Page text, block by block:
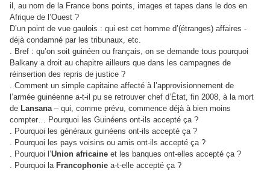
il, au nom de la France bons points, images et tapes dans le dos en
Afrique de l’Ouest ?
D’un point de vue gaulois : qui est cet homme d’(étranges) affaires -
déjà condamné par les tribunaux, etc.
. Bref : qu’on soit guinéen ou français, on se demande tous pourquoi
Balkany a droit au chapitre ailleurs que dans les campagnes de
réinsertion des repris de justice ?
. Comment un simple capitaine affecté à l’approvisionnement de
l’armée guinéenne a-t-il pu se retrouver chef d’État, fin 2008, à la mort
de Lansana– qui, comme prévu, commence déjà à bien moins
compter… Pourquoi les Guinéens ont-ils accepté ça ?
. Pourquoi les généraux guinéens ont-ils accepté ça ?
. Pourquoi les pays voisins ou amis ont-ils accepté ça ?
. Pourquoi l’Union africaine et les banques ont-elles accepté ça ?
. Pourquoi la Francophonie a-t-elle accepté ça ?